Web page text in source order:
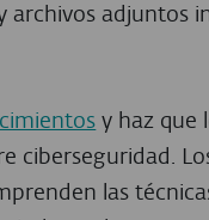
archivos adjuntos
y haz que
ciberseguridad.
las